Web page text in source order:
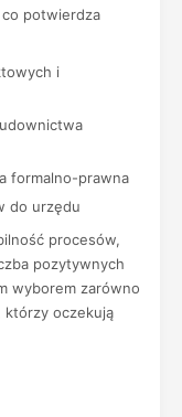
potwierdza
i
formalno-prawna
do urzędu
procesów,
pozytywnych
wyborem zarówno
którzy oczekują